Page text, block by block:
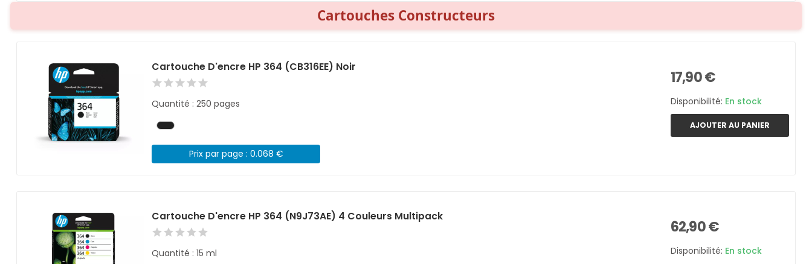
Cartouches Constructeurs
Cartouche D'encre HP 364 (CB316EE) Noir
Quantité : 250 pages
Prix par page : 0.068 €
17,90 €
Disponibilité: En stock
AJOUTER AU PANIER
Cartouche D'encre HP 364 (N9J73AE) 4 Couleurs Multipack
Quantité : 15 ml
62,90 €
Disponibilité: En stock